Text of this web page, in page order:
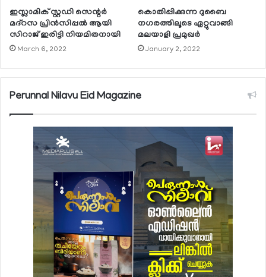
ഇസ്ലാമിക് സ്റ്റഡി സെന്റര്‍
മദ്‌റസ പ്രിന്‍സിപ്പല്‍ ആയി
സിറാജ് ഇരിട്ടി നിയമിതനായി
March 6, 2022
കൊതിപ്പിക്കുന്ന ദുബൈ
നഗരത്തിലൂടെ ഏറ്റുവാങ്ങി
മലയാളി പ്രമുഖര്‍
January 2, 2022
Perunnal Nilavu Eid Magazine